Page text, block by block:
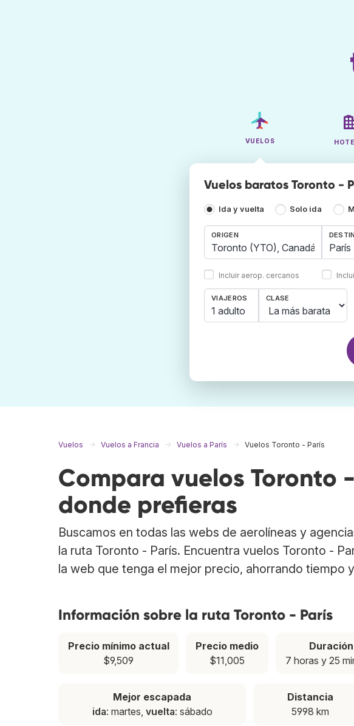
VUELOS
Vuelos baratos Toronto -
Ida y vuelta Solo ida
ORIGEN
Incluir aerop. cercanos
VIAJEROS
1 adulto
CLASE
Vuelos Vuelos a Francia Vuelos a París Vuelos Toronto - París
Compara vuelos Toronto
donde prefieras
Buscamos en todas las webs de aerolíneas y
la ruta Toronto - París. Encuentra vuelos Toronto -
la web que tenga el mejor precio, ahorrando tiempo
Información sobre la ruta Toronto - París
Precio mínimo actual
$9,509
Precio medio
$11,005
Duración
7 horas y 25
Mejor escapada
ida: martes, vuelta: sábado
Distancia
5998 km